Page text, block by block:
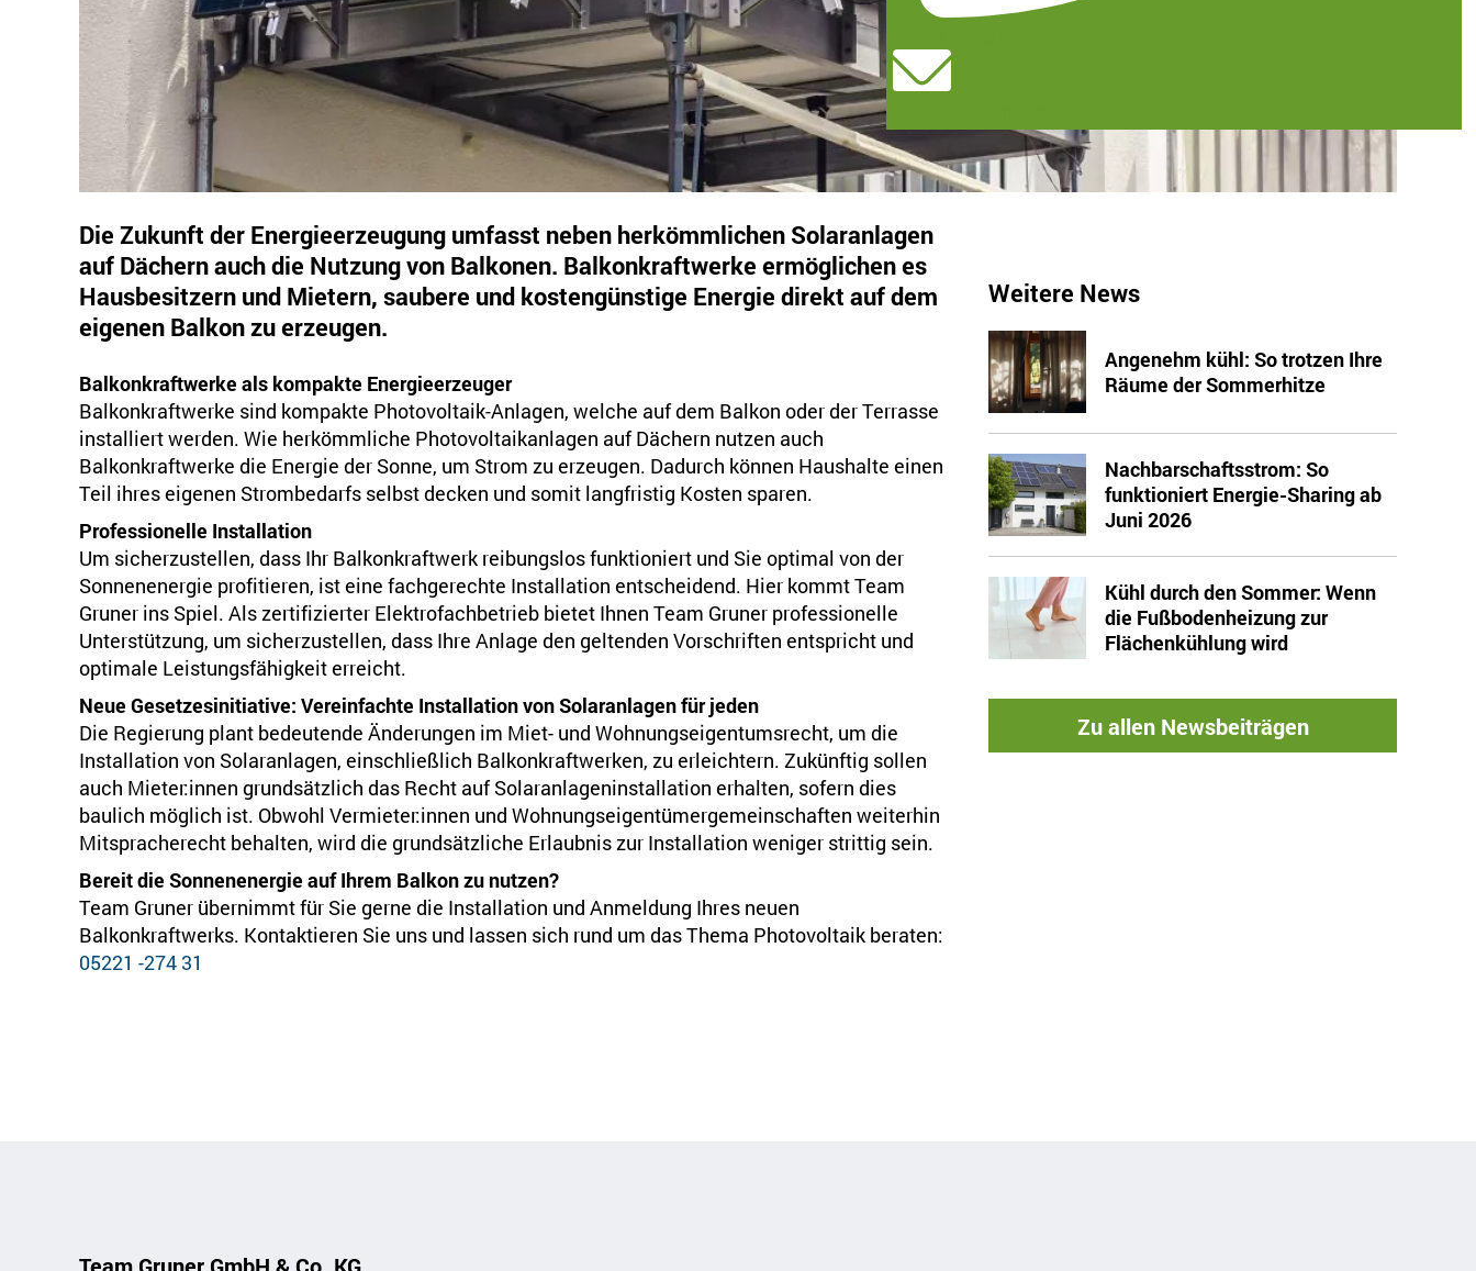
Die Zukunft der Energieerzeugung umfasst neben herkömmlichen Solaranlagen
auf Dächern auch die Nutzung von Balkonen. Balkonkraftwerke ermöglichen es
Hausbesitzern und Mietern, saubere und kostengünstige Energie direkt auf dem
eigenen Balkon zu erzeugen.
Balkonkraftwerke als kompakte Energieerzeuger
Balkonkraftwerke sind kompakte Photovoltaik-Anlagen, welche auf dem Balkon oder der Terrasse
installiert werden. Wie herkömmliche Photovoltaikanlagen auf Dächern nutzen auch
Balkonkraftwerke die Energie der Sonne, um Strom zu erzeugen. Dadurch können Haushalte einen
Teil ihres eigenen Strombedarfs selbst decken und somit langfristig Kosten sparen.
Professionelle Installation
Um sicherzustellen, dass Ihr Balkonkraftwerk reibungslos funktioniert und Sie optimal von der
Sonnenenergie profitieren, ist eine fachgerechte Installation entscheidend. Hier kommt Team
Gruner ins Spiel. Als zertifizierter Elektrofachbetrieb bietet Ihnen Team Gruner professionelle
Unterstützung, um sicherzustellen, dass Ihre Anlage den geltenden Vorschriften entspricht und
optimale Leistungsfähigkeit erreicht.
Neue Gesetzesinitiative: Vereinfachte Installation von Solaranlagen für jeden
Die Regierung plant bedeutende Änderungen im Miet- und Wohnungseigentumsrecht, um die
Installation von Solaranlagen, einschließlich Balkonkraftwerken, zu erleichtern. Zukünftig sollen
auch Mieter:innen grundsätzlich das Recht auf Solaranlageninstallation erhalten, sofern dies
baulich möglich ist. Obwohl Vermieter:innen und Wohnungseigentümergemeinschaften weiterhin
Mitspracherecht behalten, wird die grundsätzliche Erlaubnis zur Installation weniger strittig sein.
Bereit die Sonnenenergie auf Ihrem Balkon zu nutzen?
Team Gruner übernimmt für Sie gerne die Installation und Anmeldung Ihres neuen
Balkonkraftwerks. Kontaktieren Sie uns und lassen sich rund um das Thema Photovoltaik beraten:
05221 -274 31
Weitere News
Angenehm kühl: So trotzen Ihre
Räume der Sommerhitze
Nachbarschaftsstrom: So
funktioniert Energie-Sharing ab
Juni 2026
Kühl durch den Sommer: Wenn
die Fußbodenheizung zur
Flächenkühlung wird
Zu allen Newsbeiträgen